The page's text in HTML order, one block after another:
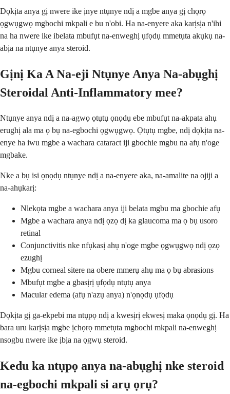
Dọkịta anya gị nwere ike ịnye ntụnye ndị a mgbe anya gị chọrọ
ọgwụgwọ mgbochi mkpali e bu n'obi. Ha na-enyere aka karịsịa n'ihi
na ha nwere ike ibelata mbufụt na-enweghị ụfọdụ mmetụta akụkụ na-
abịa na ntụnye anya steroid.
Gịnị Ka A Na-eji Ntụnye Anya Na-abụghị
Steroidal Anti-Inflammatory mee?
Ntụnye anya ndị a na-agwọ ọtụtụ ọnọdụ ebe mbufụt na-akpata ahụ
erughị ala ma ọ bụ na-egbochi ọgwụgwọ. Ọtụtụ mgbe, ndị dọkịta na-
enye ha iwu mgbe a wachara cataract iji gbochie mgbu na afụ n'oge
mgbake.
Nke a bụ isi ọnọdụ ntụnye ndị a na-enyere aka, na-amalite na ojiji a
na-ahụkarị:
Nlekọta mgbe a wachara anya iji belata mgbu ma gbochie afụ
Mgbe a wachara anya ndị ọzọ dị ka glaucoma ma ọ bụ usoro
retinal
Conjunctivitis nke nfụkasị ahụ n'oge mgbe ọgwụgwọ ndị ọzọ
ezughị
Mgbu corneal sitere na obere mmerụ ahụ ma ọ bụ abrasions
Mbufụt mgbe a gbasịrị ụfọdụ ntụtụ anya
Macular edema (afụ n'azụ anya) n'ọnọdụ ụfọdụ
Dọkịta gị ga-ekpebi ma ntụpọ ndị a kwesịrị ekwesị maka ọnọdụ gị. Ha
bara uru karịsịa mgbe ịchọrọ mmetụta mgbochi mkpali na-enweghị
nsogbu nwere ike ịbịa na ọgwụ steroid.
Kedu ka ntụpọ anya na-abụghị nke steroid
na-egbochi mkpali si arụ ọrụ?